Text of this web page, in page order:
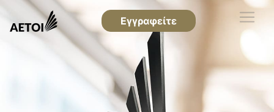
Εγγραφείτε